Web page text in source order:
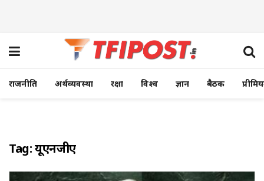
राजनीति अर्थव्यवस्था रक्षा विश्व ज्ञान बैठक
Tag:यूएनजीए